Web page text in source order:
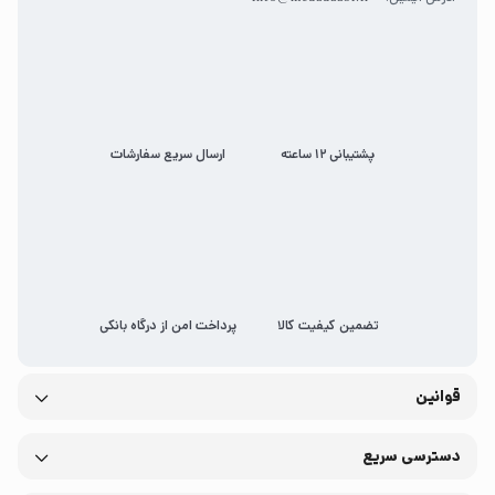
پشتیبانی 12 ساعته ارسال سریع سفارشات
تضمین کیفیت کالا پرداخت امن از درگاه بانکی
قوانین
دسترسی سریع